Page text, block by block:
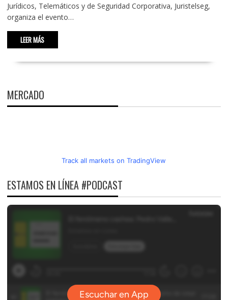
Jurídicos, Telemáticos y de Seguridad Corporativa, Juristelseg,
organiza el evento…
LEER MÁS
MERCADO
Track all markets on TradingView
ESTAMOS EN LÍNEA #PODCAST